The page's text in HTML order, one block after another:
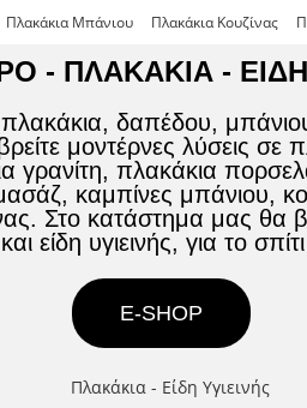
Πλακάκια Μπάνιου Πλακάκια Κουζίνας
- ΠΛΑΚΑΚΙΑ - ΕΙΔΗ
δαπέδου,
μοντέρνες λύσεις σε
πλακάκια
καμπίνες μπάνιου,
Στο κατάστημα μας θα
είδη υγιεινής, για το
E-SHOP